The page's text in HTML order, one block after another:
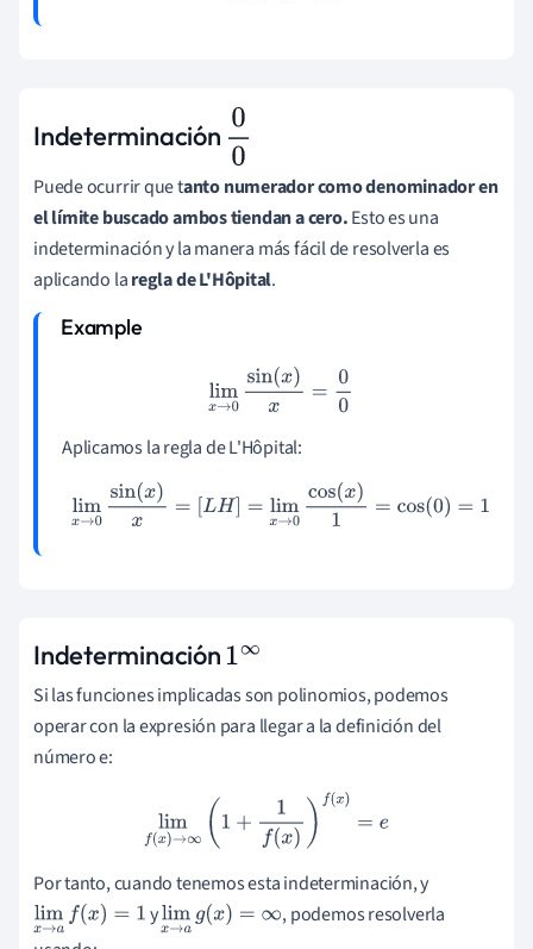
Indeterminación 0
0
Puede ocurrir que tanto numerador como denominador en
el límite buscado ambos tiendan a cero.Esto es una
indeterminación y la manera más fácil de resolverla es
aplicando laregla de L'Hôpital.
lim →0sin(x x= 0
Aplicamos la regla de L'Hôpital:
limx→0 sin( x)x =[L H]= limx →0cos(x) =cos(0)=1
Indeterminación 1∞
Si las funciones implicadas son polinomios, podemos
operar con la expresión para llegar a la definición del
número e:
(x)→ ∞ 1f ))f (x)=e
Por tanto, cuando tenemos esta indeterminación, y
limx →af(x =1 ylimx→ag(x )=∞
, podemos resolverla